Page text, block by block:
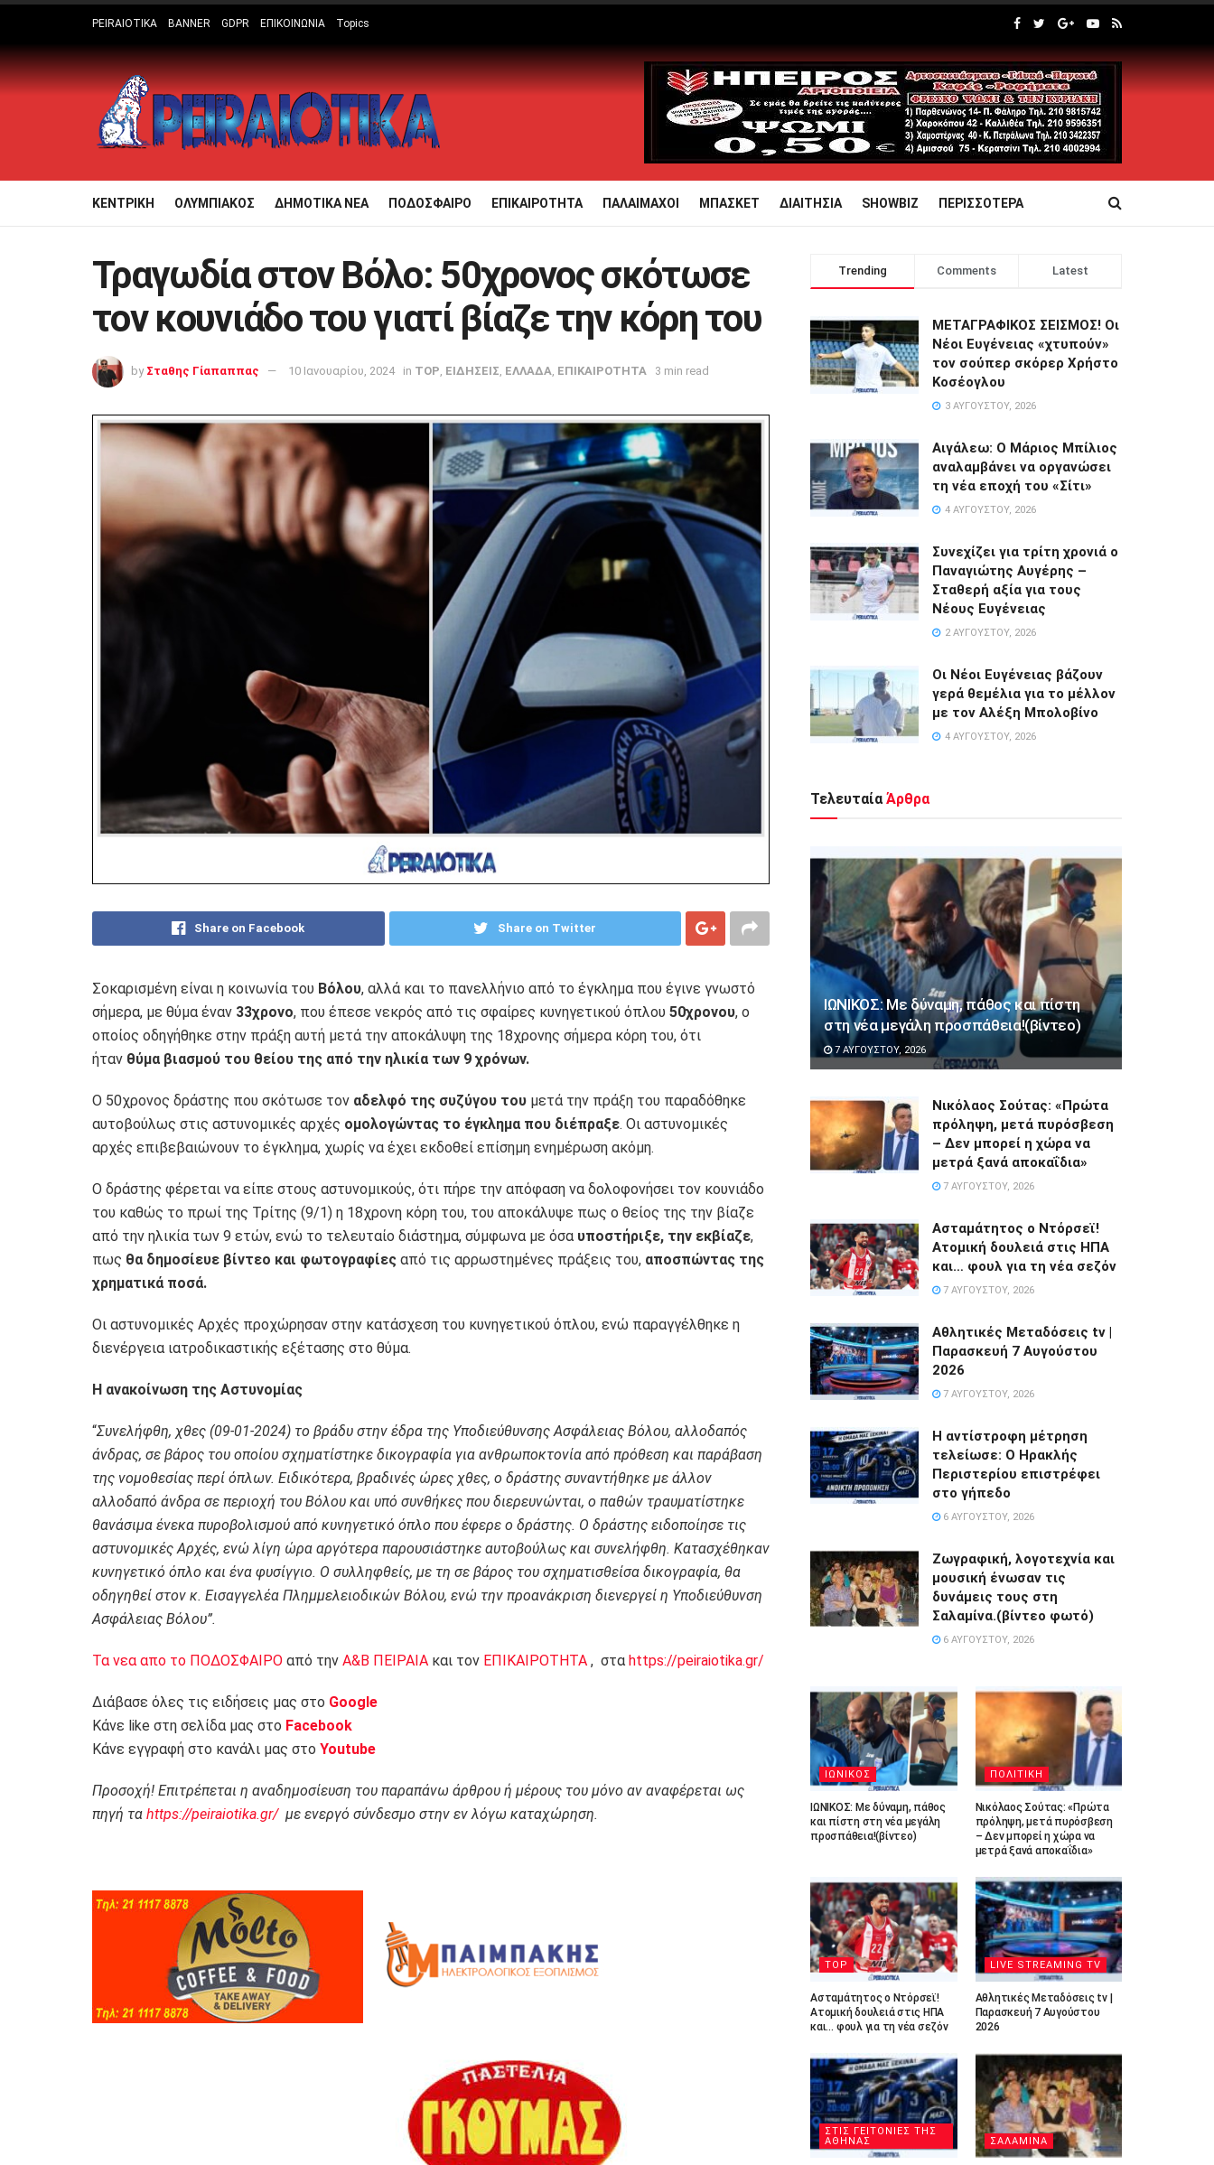
PEIRAIOTIKA BANNER GDPR ΕΠΙΚΟΙΝΩΝΙΑ Topics
ΚΕΝΤΡΙΚΗ ΟΛΥΜΠΙΑΚΟΣ ΔΗΜΟΤΙΚΑ ΝΕΑ ΠΟΔΟΣΦΑΙΡΟ ΕΠΙΚΑΙΡΟΤΗΤΑ ΠΑΛΑΙΜΑΧΟΙ ΜΠΑΣΚΕΤ ΔΙΑΙΤΗΣΙΑ SHOWBIZ ΠΕΡΙΣΣΟΤΕΡΑ
Τραγωδία στον Βόλο: 50χρονος σκότωσε
τον κουνιάδο του γιατί βίαζε την κόρη του
by Σταθης Γίαπαππας 10 Ιανουαρίου, 2024 in TOP ΕΙΔΗΣΕΙΣ ΕΛΛΑΔΑ ΕΠΙΚΑΙΡΟΤΗΤΑ 3 min read
Share on Facebook Share on Twitter
Σοκαρισμένη είναι η κοινωνία του Βόλου, αλλά και το πανελλήνιο από το έγκλημα που έγινε γνωστό
σήμερα, με θύμα έναν 33χρονο, που έπεσε νεκρός από τις σφαίρες κυνηγετικού όπλου 50χρονου, ο
οποίος οδηγήθηκε στην πράξη αυτή μετά την αποκάλυψη της 18χρονης σήμερα κόρη του, ότι
ήταν θύμα βιασμού του θείου της από την ηλικία των 9 χρόνων.
Ο 50χρονος δράστης που σκότωσε τον αδελφό της συζύγου του μετά την πράξη του παραδόθηκε
αυτοβούλως στις αστυνομικές αρχές ομολογώντας το έγκλημα που διέπραξε. Οι αστυνομικές
αρχές επιβεβαιώνουν το έγκλημα, χωρίς να έχει εκδοθεί επίσημη ενημέρωση ακόμη.
Ο δράστης φέρεται να είπε στους αστυνομικούς, ότι πήρε την απόφαση να δολοφονήσει τον κουνιάδο
του καθώς το πρωί της Τρίτης (9/1) η 18χρονη κόρη του, του αποκάλυψε πως ο θείος της την βίαζε
από την ηλικία των 9 ετών, ενώ το τελευταίο διάστημα, σύμφωνα με όσα υποστήριξε, την εκβίαζε,
πως θα δημοσίευε βίντεο και φωτογραφίες από τις αρρωστημένες πράξεις του, αποσπώντας της
χρηματικά ποσά.
Oι αστυνομικές Αρχές προχώρησαν στην κατάσχεση του κυνηγετικού όπλου, ενώ παραγγέλθηκε η
διενέργεια ιατροδικαστικής εξέτασης στο θύμα.
Η ανακοίνωση της Aστυνομίας
“Συνελήφθη, χθες (09-01-2024) το βράδυ στην έδρα της Υποδιεύθυνσης Ασφάλειας Βόλου, αλλοδαπός
άνδρας, σε βάρος του οποίου σχηματίστηκε δικογραφία για ανθρωποκτονία από πρόθεση και παράβαση
της νομοθεσίας περί όπλων. Ειδικότερα, βραδινές ώρες χθες, ο δράστης συναντήθηκε με άλλον
αλλοδαπό άνδρα σε περιοχή του Βόλου και υπό συνθήκες που διερευνώνται, ο παθών τραυματίστηκε
θανάσιμα ένεκα πυροβολισμού από κυνηγετικό όπλο που έφερε ο δράστης. Ο δράστης ειδοποίησε τις
αστυνομικές Αρχές, ενώ λίγη ώρα αργότερα παρουσιάστηκε αυτοβούλως και συνελήφθη. Κατασχέθηκαν
κυνηγετικό όπλο και ένα φυσίγγιο. Ο συλληφθείς, με τη σε βάρος του σχηματισθείσα δικογραφία, θα
οδηγηθεί στον κ. Εισαγγελέα Πλημμελειοδικών Βόλου, ενώ την προανάκριση διενεργεί η Υποδιεύθυνση
Ασφάλειας Βόλου”.
Τα νεα απο το ΠΟΔΟΣΦΑΙΡΟ από την Α&Β ΠΕΙΡΑΙΑ και τον ΕΠΙΚΑΙΡΟΤΗΤΑ , στα https://peiraiotika.gr/
Διάβασε όλες τις ειδήσεις μας στο Google
Κάνε like στη σελίδα μας στο Facebook
Κάνε εγγραφή στο κανάλι μας στο Youtube
Προσοχή! Επιτρέπεται η αναδημοσίευση του παραπάνω άρθρου ή μέρους του μόνο αν αναφέρεται ως
πηγή τα https://peiraiotika.gr/με ενεργό σύνδεσμο στην εν λόγω καταχώρηση.
Trending Comments Latest
ΜΕΤΑΓΡΑΦΙΚΟΣ ΣΕΙΣΜΟΣ! Οι
Νέοι Ευγένειας «χτυπούν»
τον σούπερ σκόρερ Χρήστο
Κοσέογλου
3 ΑΥΓΟΎΣΤΟΥ, 2026
Αιγάλεω: Ο Μάριος Μπίλιος
αναλαμβάνει να οργανώσει
τη νέα εποχή του «Σίτι»
4 ΑΥΓΟΎΣΤΟΥ, 2026
Συνεχίζει για τρίτη χρονιά ο
Παναγιώτης Αυγέρης –
Σταθερή αξία για τους
Νέους Ευγένειας
2 ΑΥΓΟΎΣΤΟΥ, 2026
Οι Νέοι Ευγένειας βάζουν
γερά θεμέλια για το μέλλον
με τον Αλέξη Μπολοβίνο
4 ΑΥΓΟΎΣΤΟΥ, 2026
Τελευταία Άρθρα
ΙΩΝΙΚΟΣ: Με δύναμη, πάθος και πίστη
στη νέα μεγάλη προσπάθεια!(βίντεο)
7 ΑΥΓΟΎΣΤΟΥ, 2026
Νικόλαος Σούτας: «Πρώτα
πρόληψη, μετά πυρόσβεση
– Δεν μπορεί η χώρα να
μετρά ξανά αποκαΐδια»
7 ΑΥΓΟΎΣΤΟΥ, 2026
Ασταμάτητος ο Ντόρσεϊ!
Ατομική δουλειά στις ΗΠΑ
και… φουλ για τη νέα σεζόν
7 ΑΥΓΟΎΣΤΟΥ, 2026
Αθλητικές Μεταδόσεις tv |
Παρασκευή 7 Αυγούστου
2026
7 ΑΥΓΟΎΣΤΟΥ, 2026
Η αντίστροφη μέτρηση
τελείωσε: Ο Ηρακλής
Περιστερίου επιστρέφει
στο γήπεδο
6 ΑΥΓΟΎΣΤΟΥ, 2026
Ζωγραφική, λογοτεχνία και
μουσική ένωσαν τις
δυνάμεις τους στη
Σαλαμίνα.(βίντεο φωτό)
6 ΑΥΓΟΎΣΤΟΥ, 2026
ΙΩΝΙΚΟΣ
ΙΩΝΙΚΟΣ: Με δύναμη, πάθος
και πίστη στη νέα μεγάλη
προσπάθεια!(βίντεο)
ΠΟΛΙΤΙΚΗ
Νικόλαος Σούτας: «Πρώτα
πρόληψη, μετά πυρόσβεση
– Δεν μπορεί η χώρα να
μετρά ξανά αποκαΐδια»
TOP
Ασταμάτητος ο Ντόρσεϊ!
Ατομική δουλειά στις ΗΠΑ
και… φουλ για τη νέα σεζόν
LIVE STREAMING TV
Αθλητικές Μεταδόσεις tv |
Παρασκευή 7 Αυγούστου
2026
ΣΤΙΣ ΓΕΙΤΟΝΙΕΣ ΤΗΣ
ΑΘΗΝΑΣ
ΣΑΛΑΜΙΝΑ